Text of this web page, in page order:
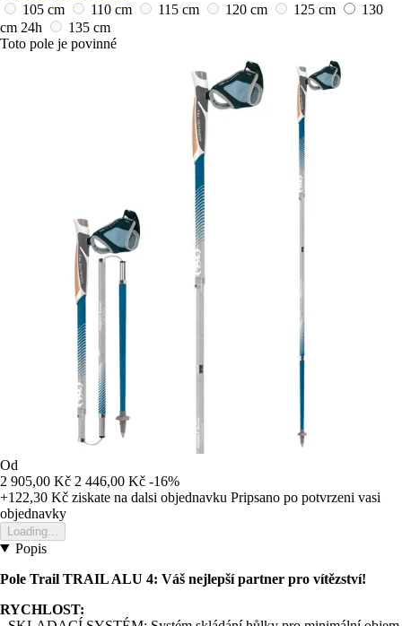
105 cm
110 cm 115 cm 120 cm 125 cm
130
cm 24h
135 cm
Toto pole je povinné
Od
2 905,00 Kč 2 446,00 Kč -16%
+122,30 Kč ziskate na dalsi objednavku Pripsano po potvrzeni vasi
objednavky
Loading...
Popis
Pole Trail TRAIL ALU 4: Váš nejlepší partner pro vítězství!
RYCHLOST: